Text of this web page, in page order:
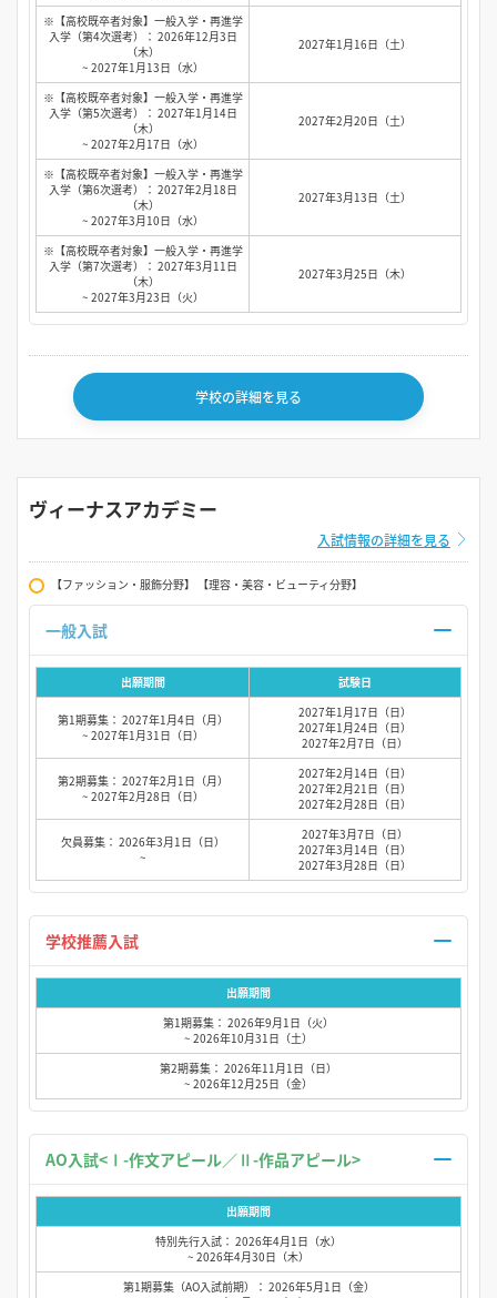
※【高校既卒者対象】一般入学・再進学
入学（第4次選考）： 2026年12月3日
（木）
~ 2027年1月13日（水）
2027年1月16日（土）
※【高校既卒者対象】一般入学・再進学
入学（第5次選考）： 2027年1月14日
（木）
~ 2027年2月17日（水）
2027年2月20日（土）
※【高校既卒者対象】一般入学・再進学
入学（第6次選考）： 2027年2月18日
（木）
~ 2027年3月10日（水）
2027年3月13日（土）
※【高校既卒者対象】一般入学・再進学
入学（第7次選考）： 2027年3月11日
（木）
~ 2027年3月23日（火）
2027年3月25日（木）
学校の詳細を見る
ヴィーナスアカデミー
入試情報の詳細を見る
【ファッション・服飾分野】 【理容・美容・ビューティ分野】
出願期間 試験日
第1期募集： 2027年1月4日（月）
~ 2027年1月31日（日）
2027年1月17日（日）
2027年1月24日（日）
2027年2月7日（日）
第2期募集： 2027年2月1日（月）
~ 2027年2月28日（日）
2027年2月14日（日）
2027年2月21日（日）
2027年2月28日（日）
欠員募集： 2026年3月1日（日）
~
2027年3月7日（日）
2027年3月14日（日）
2027年3月28日（日）
出願期間
第1期募集： 2026年9月1日（火）
~ 2026年10月31日（土）
第2期募集： 2026年11月1日（日）
~ 2026年12月25日（金）
出願期間
特別先行入試： 2026年4月1日（水）
~ 2026年4月30日（木）
第1期募集（AO入試前期）： 2026年5月1日（金）